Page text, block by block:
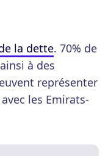
la dette. 70% de
à des
représenter
les Emirats-